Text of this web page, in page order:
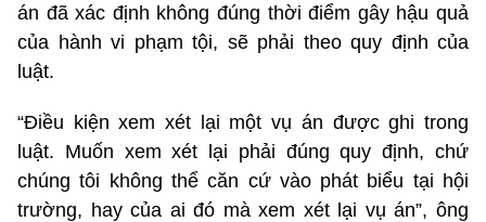
án đã xác định không đúng thời điểm gây hậu quả
của hành vi phạm tội, sẽ phải theo quy định của
luật.
“Điều kiện xem xét lại một vụ án được ghi trong
luật. Muốn xem xét lại phải đúng quy định, chứ
chúng tôi không thể căn cứ vào phát biểu tại hội
trường, hay của ai đó mà xem xét lại vụ án”, ông